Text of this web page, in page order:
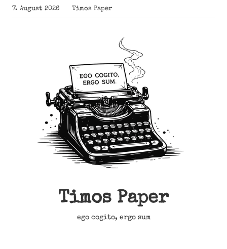
Zum
Inhalt
7. August 2026 Timos Paper
Timos Paper
ego cogito, ergo sum